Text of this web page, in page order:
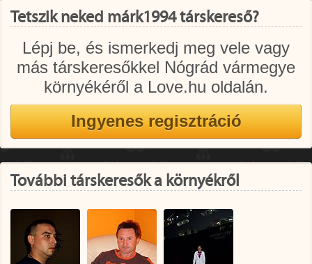
Tetszik neked márk1994 társkereső?
Lépj be, és ismerkedj meg vele vagy
más társkeresőkkel Nógrád vármegye
környékéről a Love.hu oldalán.
További társkeresők a környékről